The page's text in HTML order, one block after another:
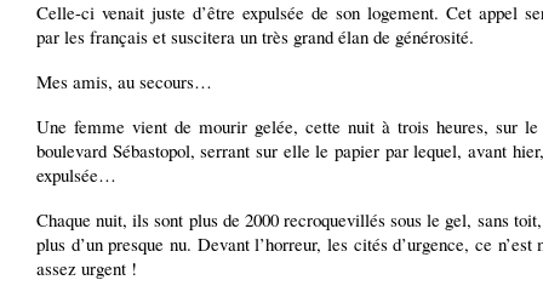
Celle-ci venait juste d’être expulsée de son logement. Cet appel
par les français et suscitera un très grand élan de générosité.
Mes amis, au secours…
Une femme vient de mourir gelée, cette nuit à trois heures, sur
boulevard Sébastopol, serrant sur elle le papier par lequel, avant
expulsée…
Chaque nuit, ils sont plus de 2000 recroquevillés sous le gel, sans
plus d’un presque nu. Devant l’horreur, les cités d’urgence, ce n’est
assez urgent !